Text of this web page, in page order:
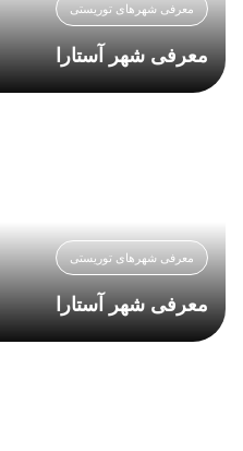
معرفی شهرهای توریستی
معرفی شهر آستارا
معرفی شهرهای توریستی
معرفی شهر آستارا